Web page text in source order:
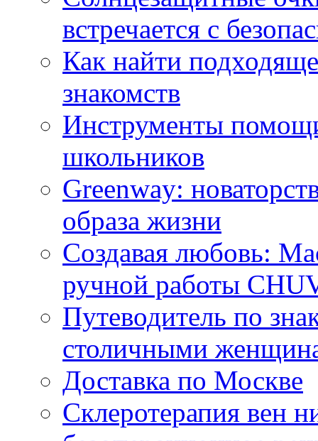
встречается с
Как найти
знакомств
Инструменты
школьников
Greenway:
образа жизни
Создавая любовь:
ручной работы
Путеводитель по
столичными
Доставка по Москве
Склеротерапия вен